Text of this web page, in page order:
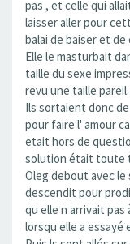
pas , et celle qui
laisser aller pour
balai de baiser et de
Elle le masturbait
taille du sexe
revu une taille pareil.
Ils sortaient donc
pour faire l' amour
etait hors de
solution était toute
Oleg debout avec le
descendit pour
qu elle n arrivait
lorsqu elle a essayé